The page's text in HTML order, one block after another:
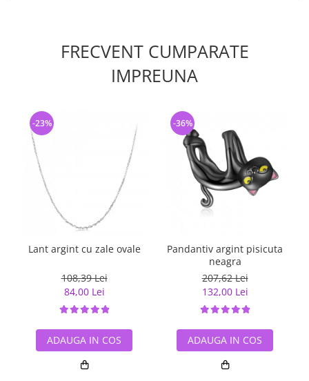
FRECVENT CUMPARATE
IMPREUNA
Lant argint cu zale ovale
108,39 Lei
84,00 Lei
-23%
ADAUGA IN COS
Pandantiv argint pisicuta
neagra
207,62 Lei
132,00 Lei
-36%
ADAUGA IN COS